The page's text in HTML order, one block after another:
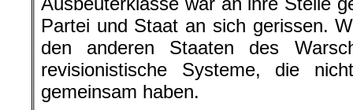
Partei und Staat an sich gerissen.
den anderen Staaten des
revisionistische Systeme, die
gemeinsam haben.